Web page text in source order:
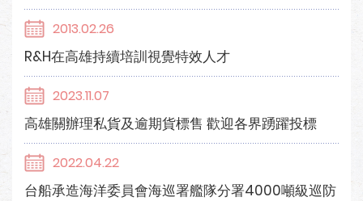
2013.02.26
R&H在高雄持續培訓視覺特效人才
2023.11.07
高雄關辦理私貨及逾期貨標售 歡迎各界踴躍投標
2022.04.22
台船承造海洋委員會海巡署艦隊分署4000噸級巡防